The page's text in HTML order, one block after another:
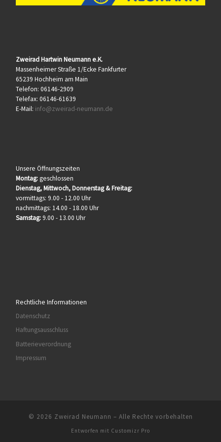
Zweirad Hartwin Neumann e.K.
Massenheimer Straße 1/Ecke Fankfurter
65239 Hochheim am Main
Telefon: 06146-2909
Telefax: 06146-61639
E-Mail: info@zweirad-neumann.de
Unsere Öffnungszeiten
Montag:geschlossen
Dienstag, Mittwoch, Donnerstag & Freitag:
vormittags: 9.00 - 12.00 Uhr
nachmittags: 14.00 - 18.00 Uhr
Samstag:9.00 - 13.00 Uhr
Rechtliche Informationen
Datenschutz
Haftungsausschluss
Batterieverordnung
Impressum
© 2026 Zweirad Neumann – Alle Rechte vorbehalten
Entworfen mit Customizr Pro